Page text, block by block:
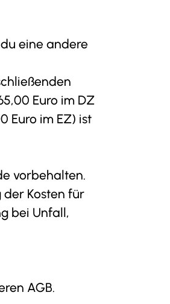
eine andere
Euro im DZ
Euro im EZ) ist
vorbehalten.
der Kosten für
bei Unfall,
AGB.